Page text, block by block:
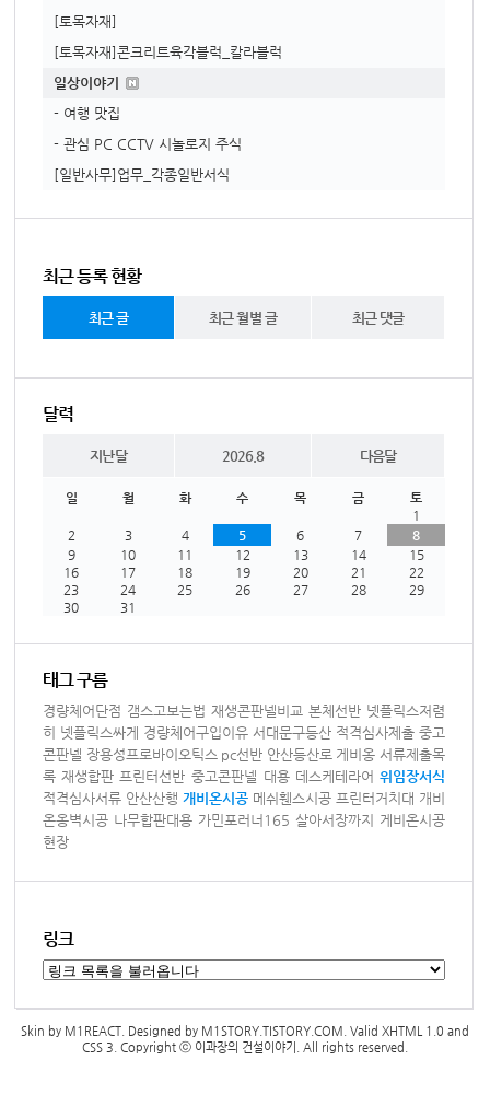
[토목자재]
[토목자재]콘크리트육각블럭_칼라블럭
일상이야기
- 여행 맛집
- 관심 PC CCTV 시놀로지 주식
[일반사무]업무_각종일반서식
최근 등록 현황
최근 글 최근 월별 글 최근 댓글
달력
지난달 2026.8 다음달
일 월 화 수 목 금
토
1
2
3 4 5 6 7
8
9
10 11 12 13 14
15
16
17 18 19 20 21
22
23
24 25 26 27 28
29
30
31
태그 구름
경량체어단점 갬스고보는법 재생콘판넬비교 본체선반 넷플릭스저렴
히 넷플릭스싸게 경량체어구입이유 서대문구등산 적격심사제출 중고
콘판넬 장용성프로바이오틱스 pc선반 안산등산로 게비옹 서류제출목
록 재생합판 프린터선반 중고콘판넬 대용 데스케테라어 위임장서식
적격심사서류 안산산행 개비온시공 메쉬휀스시공 프린터거치대 개비
온옹벽시공 나무합판대용 가민포러너165 살아서장까지 게비온시공
현장
링크
Skin by M1REACT . Designed by M1STORY.TISTORY.COM . Valid XHTML 1.0 and
CSS 3 . Copyright ⓒ 이과장의 건설이야기 . All rights reserved.